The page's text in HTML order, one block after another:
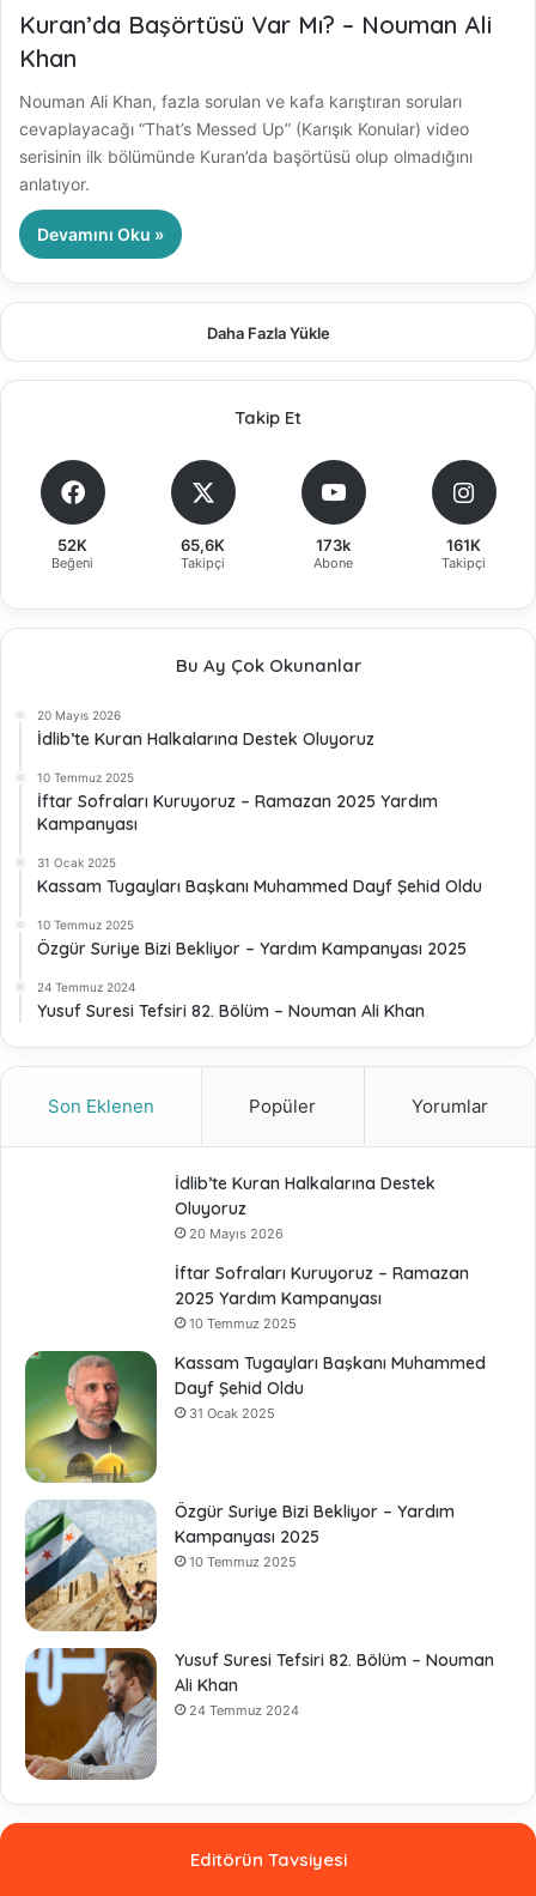
Kuran’da Başörtüsü Var Mı? – Nouman Ali
Khan
Nouman Ali Khan, fazla sorulan ve kafa karıştıran soruları
cevaplayacağı “That’s Messed Up” (Karışık Konular) video
serisinin ilk bölümünde Kuran’da başörtüsü olup olmadığını
anlatıyor.
Devamını Oku »
Daha Fazla Yükle
Takip Et
52K
Beğeni
65,6K
Takipçi
173k
Abone
161K
Takipçi
Bu Ay Çok Okunanlar
20 Mayıs 2026
İdlib’te Kuran Halkalarına Destek Oluyoruz
10 Temmuz 2025
İftar Sofraları Kuruyoruz – Ramazan 2025 Yardım
Kampanyası
31 Ocak 2025
Kassam Tugayları Başkanı Muhammed Dayf Şehid Oldu
10 Temmuz 2025
Özgür Suriye Bizi Bekliyor – Yardım Kampanyası 2025
24 Temmuz 2024
Yusuf Suresi Tefsiri 82. Bölüm – Nouman Ali Khan
Son Eklenen Popüler Yorumlar
İdlib’te Kuran Halkalarına Destek
Oluyoruz
20 Mayıs 2026
İftar Sofraları Kuruyoruz – Ramazan
2025 Yardım Kampanyası
10 Temmuz 2025
Kassam Tugayları Başkanı Muhammed
Dayf Şehid Oldu
31 Ocak 2025
Özgür Suriye Bizi Bekliyor – Yardım
Kampanyası 2025
10 Temmuz 2025
Yusuf Suresi Tefsiri 82. Bölüm – Nouman
Ali Khan
24 Temmuz 2024
Editörün Tavsiyesi